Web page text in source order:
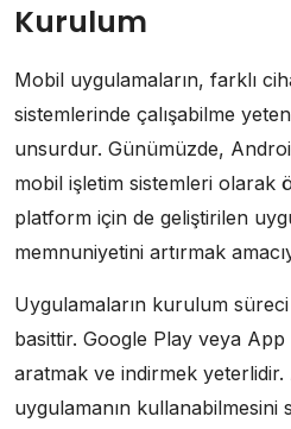
Kurulum
Mobil uygulamaların, farklı
sistemlerinde çalışabilme
unsurdur. Günümüzde,
mobil işletim sistemleri olarak
platform için de geliştirilen
memnuniyetini artırmak
Uygulamaların kurulum
basittir. Google Play veya App
aratmak ve indirmek
uygulamanın kullanabilmesini